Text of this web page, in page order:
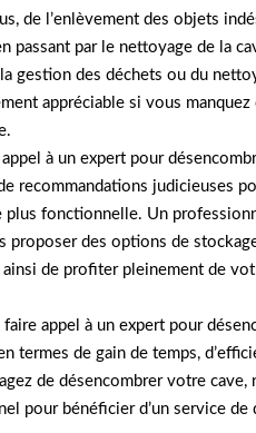
de l’enlèvement des objets
passant par le nettoyage de la
gestion des déchets ou du
appréciable si vous
à un expert pour
recommandations judicieuses
plus fonctionnelle. Un
proposer des options de
de profiter pleinement de
faire appel à un expert pour
termes de gain de temps,
de désencombrer votre cave,
pour bénéficier d’un service de